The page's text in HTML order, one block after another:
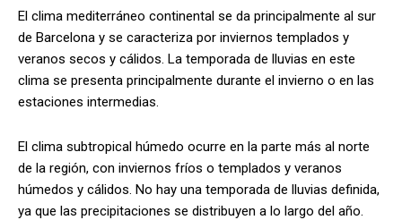
El clima mediterráneo continental se da principalmente al sur
de Barcelona y se caracteriza por inviernos templados y
veranos secos y cálidos. La temporada de lluvias en este
clima se presenta principalmente durante el invierno o en las
estaciones intermedias.
El clima subtropical húmedo ocurre en la parte más al norte
de la región, con inviernos fríos o templados y veranos
húmedos y cálidos. No hay una temporada de lluvias definida,
ya que las precipitaciones se distribuyen a lo largo del año.